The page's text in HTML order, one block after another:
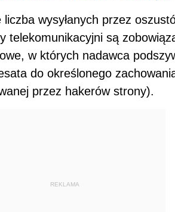
wysyłanych przez
telekomunikacyjni są
w których nadawca
do określonego
przez hakerów strony).
REKLAMA